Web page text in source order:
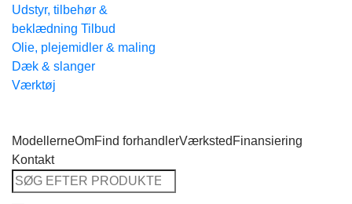
Udstyr, tilbehør &
beklædning
Olie, plejemidler & maling
Dæk & slanger
Værktøj
ModellerneOmFind forhandlerVærksted Finansiering
Kontakt
Søg
efter: